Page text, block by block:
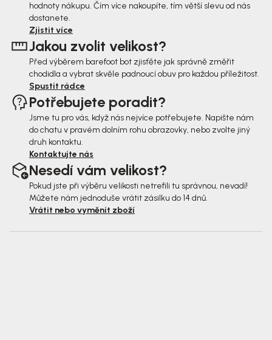
hodnoty nákupu. Čím více nakoupíte, tím větší slevu od nás
dostanete.
Zjistit více
Jakou zvolit velikost?
Před výběrem barefoot bot zjisťěte jak správně změřit
chodidla a vybrat skvěle padnoucí obuv pro každou příležitost.
Spustit rádce
Potřebujete poradit?
Jsme tu pro vás, když nás nejvíce potřebujete. Napište nám
do chatu v pravém dolním rohu obrazovky, nebo zvolte jiný
druh kontaktu.
Kontaktujte nás
Nesedí vám velikost?
Pokud jste při výběru velikosti netrefili tu správnou, nevadí!
Můžete nám jednoduše vrátit zásilku do 14 dnů.
Vrátit nebo vyměnit zboží